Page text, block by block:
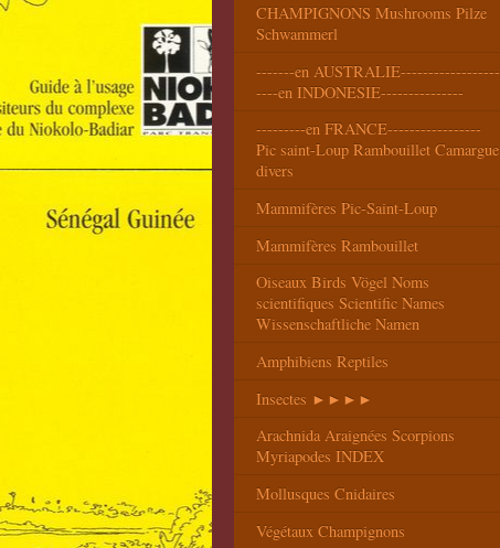
CHAMPIGNONS Mushrooms Pilze
Schwammerl
-------en AUSTRALIE------------------
----en INDONESIE---------------
---------en FRANCE-----------------
Pic saint-Loup Rambouillet Camargue
divers
Mammifères Pic-Saint-Loup
Mammifères Rambouillet
Oiseaux Birds Vögel Noms
scientifiques Scientific Names
Wissenschaftliche Namen
Amphibiens Reptiles
Insectes ►►►►
Arachnida Araignées Scorpions
Myriapodes INDEX
Mollusques Cnidaires
Végétaux Champignons